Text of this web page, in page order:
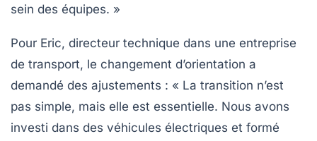
sein des équipes. »
Pour Eric, directeur technique dans une entreprise
de transport, le changement d’orientation a
demandé des ajustements : « La transition n’est
pas simple, mais elle est essentielle. Nous avons
investi dans des véhicules électriques et formé